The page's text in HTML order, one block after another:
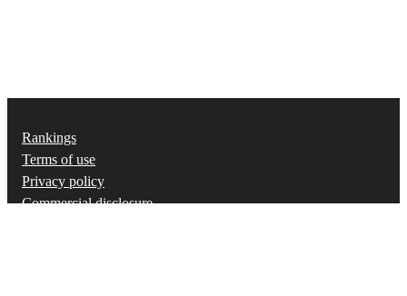
Rankings
Terms of use
Privacy policy
Commercial disclosure